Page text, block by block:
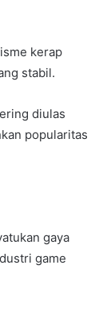
kerap
stabil.
diulas
popularitas
gaya
game